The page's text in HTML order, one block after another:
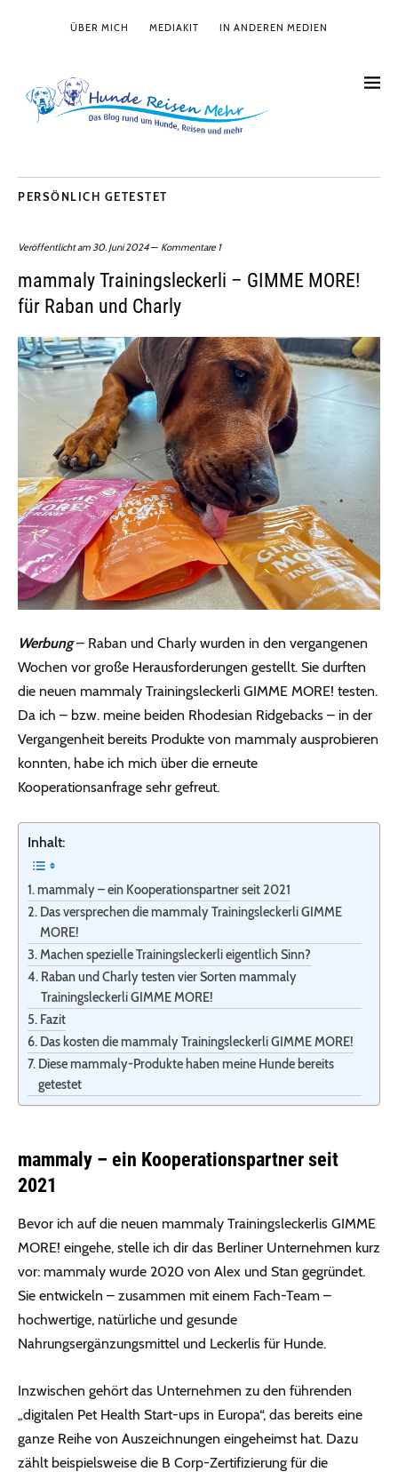
ÜBER MICH MEDIAKIT IN ANDEREN MEDIEN
PERSÖNLICH GETESTET
Veröffentlicht am30. Juni 2024 Kommentare 1
mammaly Trainingsleckerli – GIMME MORE!
für Raban und Charly
Werbung– Raban und Charly wurden in den vergangenen
Wochen vor große Herausforderungen gestellt. Sie durften
die neuen mammaly Trainingsleckerli GIMME MORE! testen.
Da ich – bzw. meine beiden Rhodesian Ridgebacks – in der
Vergangenheit bereits Produkte von mammaly ausprobieren
konnten, habe ich mich über die erneute
Kooperationsanfrage sehr gefreut.
Inhalt:
mammaly – ein Kooperationspartner seit 2021
Das versprechen die mammaly Trainingsleckerli GIMME
MORE!
Machen spezielle Trainingsleckerli eigentlich Sinn?
Raban und Charly testen vier Sorten mammaly
Trainingsleckerli GIMME MORE!
Fazit
Das kosten die mammaly Trainingsleckerli GIMME MORE!
Diese mammaly-Produkte haben meine Hunde bereits
getestet
mammaly – ein Kooperationspartner seit
2021
Bevor ich auf die neuen mammaly Trainingsleckerlis GIMME
MORE! eingehe, stelle ich dir das Berliner Unternehmen kurz
vor: mammaly wurde 2020 von Alex und Stan gegründet.
Sie entwickeln – zusammen mit einem Fach-Team –
hochwertige, natürliche und gesunde
Nahrungsergänzungsmittel und Leckerlis für Hunde.
Inzwischen gehört das Unternehmen zu den führenden
„digitalen Pet Health Start-ups in Europa“, das bereits eine
ganze Reihe von Auszeichnungen eingeheimst hat. Dazu
zählt beispielsweise die B Corp-Zertifizierung für die